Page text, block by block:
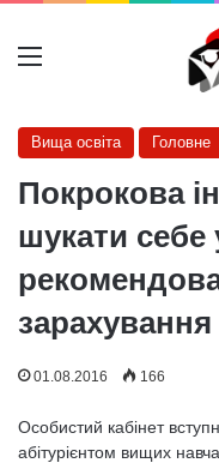
Меню
Вища освіта Головне
Покрокова
шукати себе
01.08.2016 166
Особистий кабінет
абітурієнтом вищих